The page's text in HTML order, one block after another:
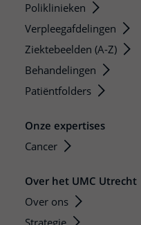
Poliklinieken
Verpleegafdelingen
Ziektebeelden (A-Z)
Behandelingen
Patiëntfolders
Onze expertises
Cancer
Over het UMC Utrecht
Over ons
Strategie